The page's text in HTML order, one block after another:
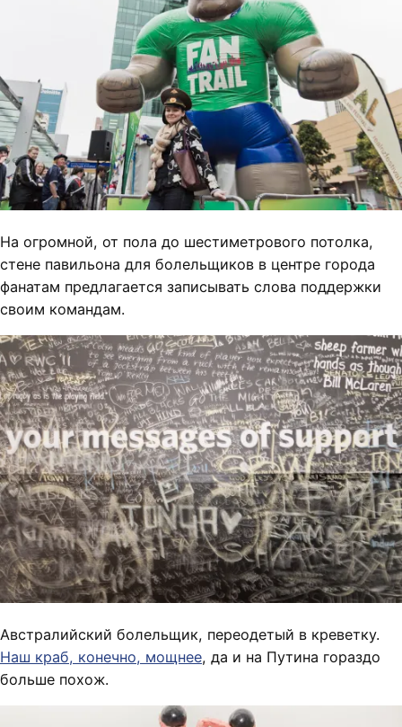
На огромной, от пола до шестиметрового потолка,
стене павильона для болельщиков в центре города
фанатам предлагается записывать слова поддержки
своим командам.
Австралийский болельщик, переодетый в креветку.
Наш краб, конечно, мощнее, да и на Путина гораздо
больше похож.